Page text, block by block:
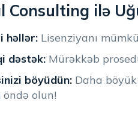
Consulting ilə
həllər: Lisenziyanı
dəstək: Mürəkkəb
böyüdün: Daha
öndə olun!